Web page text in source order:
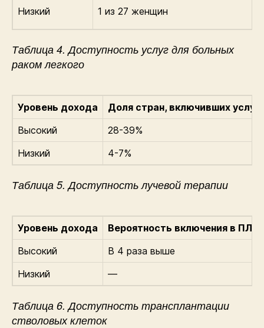
Низкий 1 из 27 женщин
Таблица 4. Доступность услуг для больных
раком легкого
Уровень дохода
Доля стран, включивших
Высокий
28-39%
Низкий
4-7%
Таблица 5. Доступность лучевой терапии
Уровень дохода
Вероятность включения в
Высокий
В 4 раза выше
Низкий
—
Таблица 6. Доступность трансплантации
стволовых клеток